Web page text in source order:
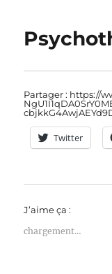
Partager : https://
Twitter
J’aime ça :
chargement…